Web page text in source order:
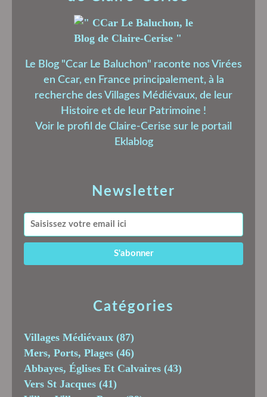
Newsletter
Catégories
Villages Médiévaux (87)
Mers, Ports, Plages (46)
Abbayes, Églises Et Calvaires (43)
Vers St Jacques (41)
Le Blog "Ccar Le Baluchon" raconte nos Virées
en Ccar, en France principalement, à la
recherche des Villages Médiévaux, de leur
Histoire et de leur Patrimoine !
Voir le profil de Claire-Cerise sur le portail
Eklablog